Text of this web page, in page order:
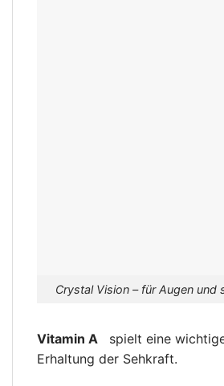
Crystal Vision – für Augen und
Vitamin A
spielt eine
Erhaltung der Sehkraft.